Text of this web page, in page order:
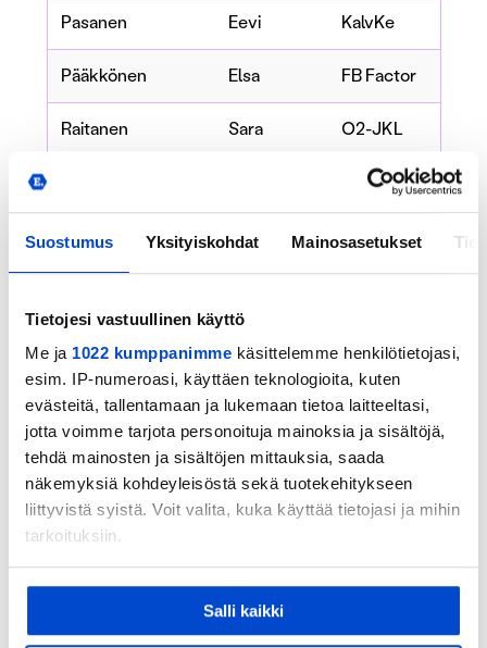
Suostumus Yksityiskohdat Mainosasetukset
Tietojesi vastuullinen käyttö
Me ja 1022 kumppanimme käsittelemme henkilötietojasi,
esim. IP-numeroasi, käyttäen teknologioita, kuten
evästeitä, tallentamaan ja lukemaan tietoa laitteeltasi,
jotta voimme tarjota personoituja mainoksia ja sisältöjä,
tehdä mainosten ja sisältöjen mittauksia, saada
näkemyksiä kohdeyleisöstä sekä tuotekehitykseen
liittyvistä syistä. Voit valita, kuka käyttää tietojasi ja mihin
tarkoituksiin.
Jos sallit, haluamme myös tehdä seuraavia:
Kerätä tietoja maantieteellisestä sijainnistasi,
mahdollisesti muutaman metrin tarkkuudella
Salli kaikki
Pasanen Eevi KalvKe
Pääkkönen Elsa FB Factor
Raitanen Sara O2-JKL
SSRA
Rinne Neea Classic
Turkki Venla
Häme
Stars
Vainio Viola FBC Turku
Öhman Jasmin
Häme
Stars
TEAM LYHYKÄINEN